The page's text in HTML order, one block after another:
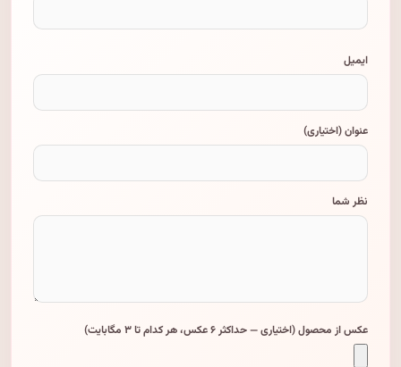
ایمیل
عنوان (اختیاری)
نظر شما
عکس از محصول (اختیاری — حداکثر ۶ عکس، هر کدام تا ۳ مگابایت)